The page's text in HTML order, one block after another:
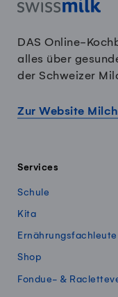
DAS Online-
alles über
der Schweizer
Zur Website
Services
Schule
Kita
Ernährungsfachleute
Shop
Fondue- &